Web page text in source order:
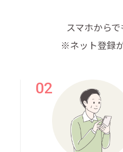
スマホからで
※ネット登録